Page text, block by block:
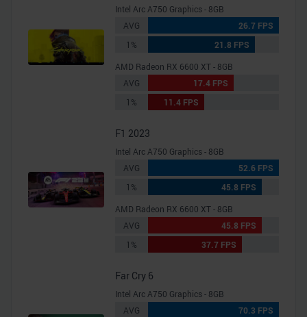
Intel Arc A750 Graphics - 8GB
AVG
26.7 FPS
1%
21.8 FPS
AMD Radeon RX 6600 XT - 8GB
AVG
17.4 FPS
1%
11.4 FPS
F1 2023
Intel Arc A750 Graphics - 8GB
AVG
52.6 FPS
1%
45.8 FPS
AMD Radeon RX 6600 XT - 8GB
AVG
45.8 FPS
1%
37.7 FPS
Far Cry 6
Intel Arc A750 Graphics - 8GB
AVG
70.3 FPS